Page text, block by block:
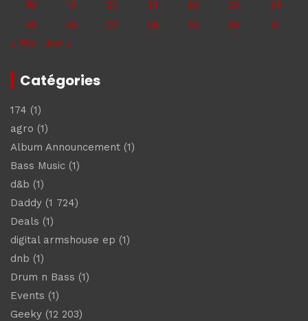
18
19 20 21 22 23
24
25
26 27 28 29 30
31
« Fév
Avr »
Catégories
174 (1)
agro (1)
Album Announcement (1)
Bass Music (1)
d&b (1)
Daddy (1 724)
Deals (1)
digital armshouse ep (1)
dnb (1)
Drum n Bass (1)
Events (1)
Geeky (12 203)